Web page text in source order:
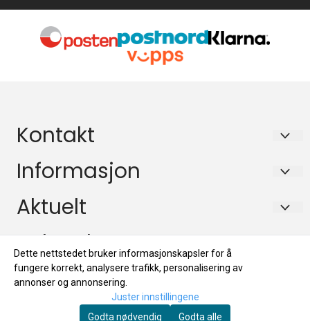
Kontakt
Dioder.no/Edlund Consulting
2027 KJELLER
Org. nr. 984171145 MVA
Tlf: 99116100
mail@dioder.no
Informasjon
Retningslinjer for personvern
Logg på
Salgsbetingelser
Aktuelt
Aktuelt
Tilbud
Merker
Nyhetsbrev
Registrer deg for å motta nyheter og tilbud!
E-post
Dette nettstedet bruker informasjonskapsler for å
fungere korrekt, analysere trafikk, personalisering av
annonser og annonsering.
Juster innstillingene
Godta nødvendig
Godta alle